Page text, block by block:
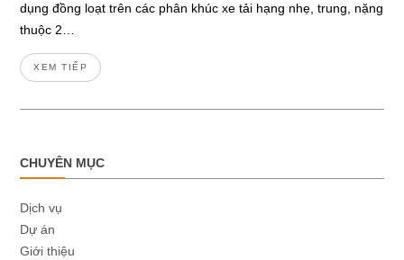
dụng đồng loạt trên các phân khúc xe tải hạng nhẹ, trung, nặng
thuộc 2…
XEM TIẾP
CHUYÊN MỤC
Dịch vụ
Dự án
Giới thiệu